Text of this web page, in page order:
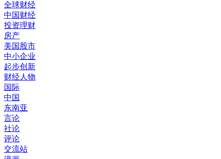
全球财经
中国财经
投资理财
房产
美国股市
中小企业
起步创新
财经人物
国际
中国
东南亚
言论
社论
评论
交流站